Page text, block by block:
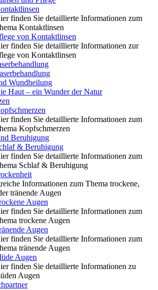
finden Sie detaillierte Informationen zum
Kontaktlinsen
von Kontaktlinsen
finden Sie detaillierte Informationen zur
von Kontaktlinsen
Wundheilung
Haut – ein Wunder der Natur
finden Sie detaillierte Informationen zum
Kopfschmerzen
Beruhigung
& Beruhigung
finden Sie detaillierte Informationen zum
Schlaf & Beruhigung
Informationen zum Thema trockene,
tränende Augen
Augen
finden Sie detaillierte Informationen zum
trockene Augen
Augen
finden Sie detaillierte Informationen zum
tränende Augen
Augen
finden Sie detaillierte Informationen zu
Augen